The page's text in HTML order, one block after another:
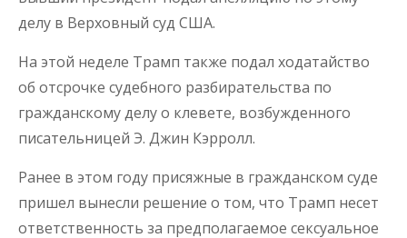
делу в Верховный суд США.
На этой неделе Трамп также подал ходатайство
об отсрочке судебного разбирательства по
гражданскому делу о клевете, возбужденного
писательницей Э. Джин Кэрролл.
Ранее в этом году присяжные в гражданском суде
пришел вынесли решение о том, что Трамп несет
ответственность за предполагаемое сексуальное